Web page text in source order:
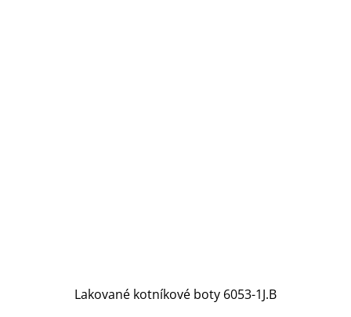
Lakované kotníkové boty 6053-1J.B